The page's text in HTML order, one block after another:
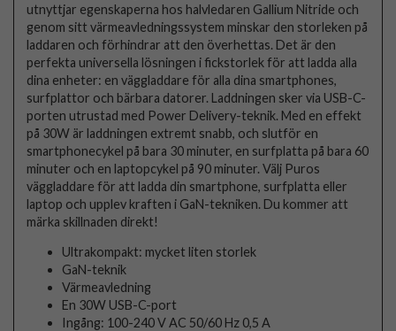
utnyttjar egenskaperna hos halvledaren Gallium Nitride och
genom sitt värmeavledningssystem minskar den storleken på
laddaren och förhindrar att den överhettas. Det är den
perfekta universella lösningen i fickstorlek för att ladda alla
dina enheter: en väggladdare för alla dina smartphones,
surfplattor och bärbara datorer. Laddningen sker via USB-C-
porten utrustad med Power Delivery-teknik. Med en effekt
på 30W är laddningen extremt snabb, och slutför en
smartphonecykel på bara 30 minuter, en surfplatta på bara 60
minuter och en laptopcykel på 90 minuter. Välj Puros
väggladdare för att ladda din smartphone, surfplatta eller
laptop och upplev kraften i GaN-tekniken. Du kommer att
märka skillnaden direkt!
Ultrakompakt: mycket liten storlek
GaN-teknik
Värmeavledning
En 30W USB-C-port
Ingång: 100-240 V AC 50/60 Hz 0,5 A